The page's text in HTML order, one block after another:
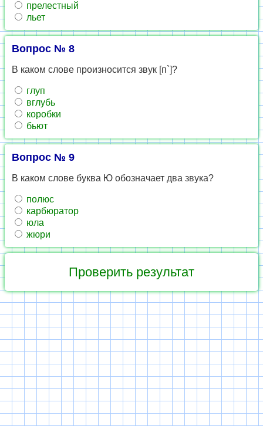
прелестный
льет
Вопрос № 8
В каком слове произносится звук [п`]?
глуп
вглубь
коробки
бьют
Вопрос № 9
В каком слове буква Ю обозначает два звука?
полюс
карбюратор
юла
жюри